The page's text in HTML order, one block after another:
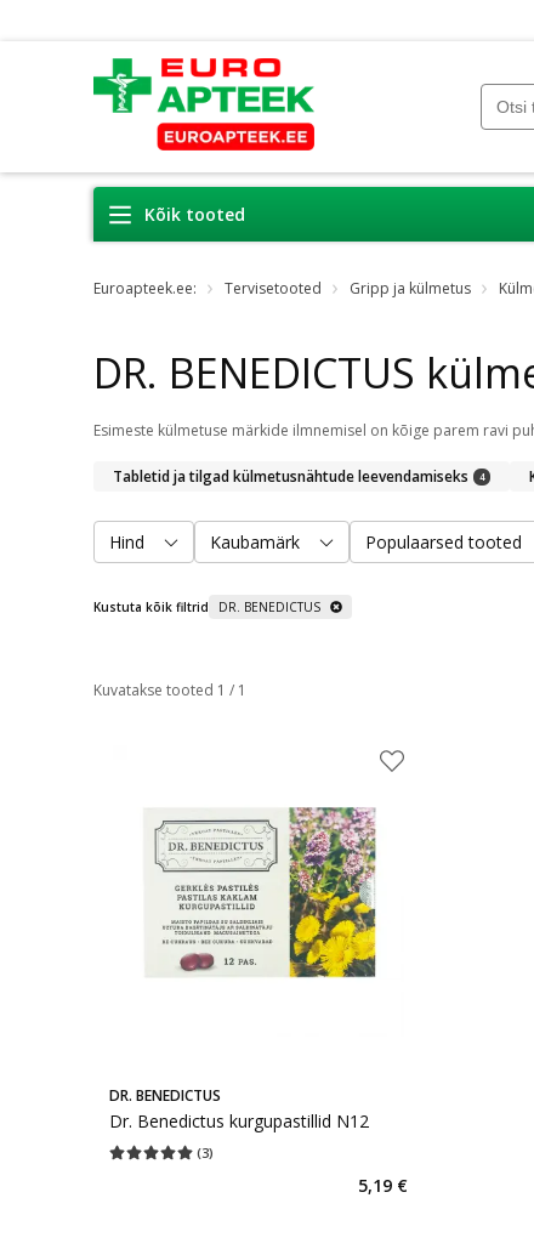
Kõik tooted
Euroapteek.ee: Tervisetooted Gripp ja külmetus
DR. BENEDICTUS
Tabletid ja tilgad külmetusnähtude leevendamiseks 4
Hind Kaubamärk Populaarsed tooted
Kustuta kõik filtrid DR. BENEDICTUS
Kuvatakse tooted 1 / 1
DR. BENEDICTUS
Dr. Benedictus kurgupastillid N12
(3)
Keskmine hinnang 5.00
5,19 €